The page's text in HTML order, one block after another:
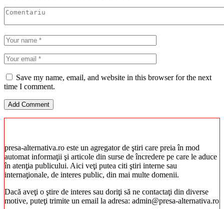
Save my name, email, and website in this browser for the next
time I comment.
presa-alternativa.ro este un agregator de ştiri care preia în mod
automat informaţii şi articole din surse de încredere pe care le aduce
în atenţia publicului. Aici veţi putea citi ştiri interne sau
internaţionale, de interes public, din mai multe domenii.
Dacă aveţi o ştire de interes sau doriţi să ne contactaţi din diverse
motive, puteţi trimite un email la adresa: admin@presa-alternativa.ro